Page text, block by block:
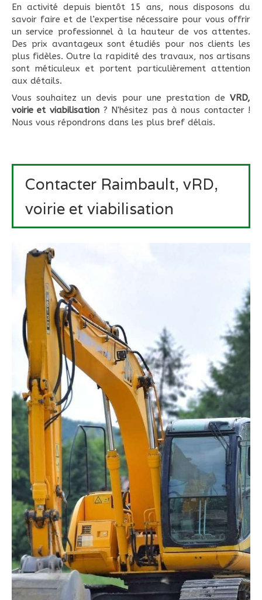
En activité depuis bientôt 15 ans, nous disposons du
savoir faire et de l’expertise nécessaire pour vous offrir
un service professionnel à la hauteur de vos attentes.
Des prix avantageux sont étudiés pour nos clients les
plus fidèles. Outre la rapidité des travaux, nos artisans
sont méticuleux et portent particulièrement attention
aux détails.
Vous souhaitez un devis pour une prestation de VRD,
voirie et viabilisation? N'hésitez pas à nous contacter !
Nous vous répondrons dans les plus bref délais.
Contacter Raimbault, vRD,
voirie et viabilisation